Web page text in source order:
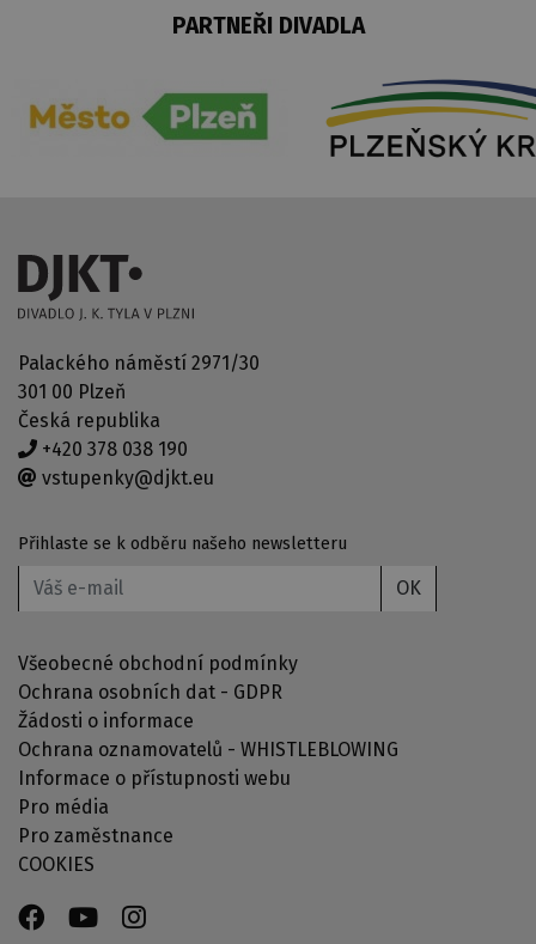
PARTNEŘI DIVADLA
Palackého náměstí 2971/30
301 00 Plzeň
Česká republika
+420 378 038 190
vstupenky@djkt.eu
Přihlaste se k odběru našeho newsletteru
OK
Všeobecné obchodní podmínky
Ochrana osobních dat - GDPR
Žádosti o informace
Ochrana oznamovatelů - WHISTLEBLOWING
Informace o přístupnosti webu
Pro média
Pro zaměstnance
COOKIES